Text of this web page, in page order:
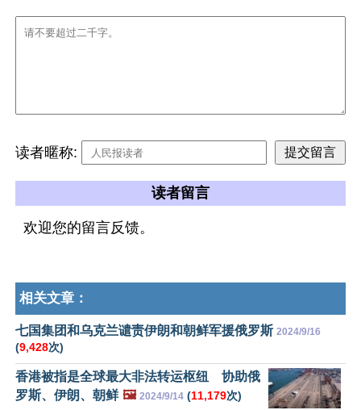
读者暱称:
读者留言
欢迎您的留言反馈。
相关文章：
七国集团和乌克兰谴责伊朗和朝鲜军援俄罗斯 2024/9/16
(9,428次)
香港被指是全球最大非法转运枢纽 协助俄
罗斯、伊朗、朝鲜 🖼️ 2024/9/14 (11,179次)